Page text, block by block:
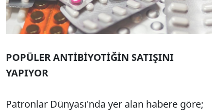
POPÜLER ANTİBİYOTİĞİN SATIŞINI
YAPIYOR
Patronlar Dünyası'nda yer alan habere göre;